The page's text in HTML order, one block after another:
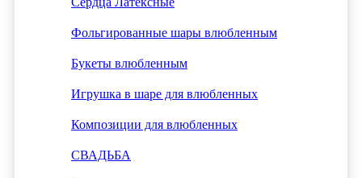
Фольгированные шары влюбленным
Букеты влюбленным
Игрушка в шаре для влюбленных
Композиции для влюбленных
СВАДЬБА